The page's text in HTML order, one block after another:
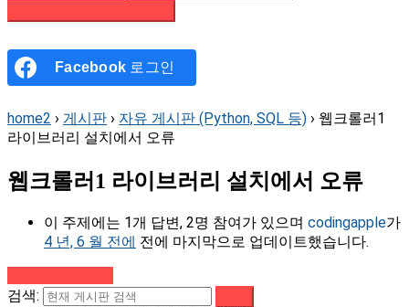
Facebook 로그인
home2 › 게시판 › 자유 게시판 (Python, SQL 등) › 웹크롤러1
라이브러리 설치에서 오류
웹크롤러1 라이브러리 설치에서 오류
이 주제에는 1개 답변, 2명 참여가 있으며 codingapple가
4 년, 6 월 전에 전에 마지막으로 업데이트했습니다.
검색: